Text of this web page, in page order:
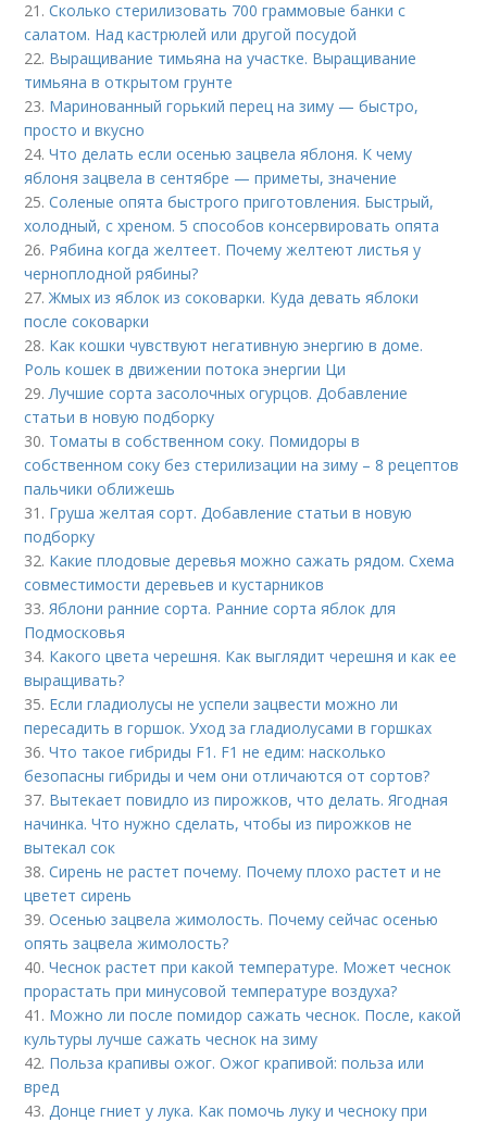
21.Сколько стерилизовать 700 граммовые банки с
салатом. Над кастрюлей или другой посудой
22. Выращивание тимьяна на участке. Выращивание
тимьяна в открытом грунте
23. Маринованный горький перец на зиму — быстро,
просто и вкусно
24.Что делать если осенью зацвела яблоня. К чему
яблоня зацвела в сентябре — приметы, значение
25.Соленые опята быстрого приготовления. Быстрый,
холодный, с хреном. 5 способов консервировать опята
26. Рябина когда желтеет. Почему желтеют листья у
черноплодной рябины?
27.Жмых из яблок из соковарки. Куда девать яблоки
после соковарки
28. Как кошки чувствуют негативную энергию в доме.
Роль кошек в движении потока энергии Ци
29. Лучшие сорта засолочных огурцов. Добавление
статьи в новую подборку
30. Томаты в собственном соку. Помидоры в
собственном соку без стерилизации на зиму – 8 рецептов
пальчики оближешь
31. Груша желтая сорт. Добавление статьи в новую
подборку
32. Какие плодовые деревья можно сажать рядом. Схема
совместимости деревьев и кустарников
33. Яблони ранние сорта. Ранние сорта яблок для
Подмосковья
34. Какого цвета черешня. Как выглядит черешня и как ее
выращивать?
35. Если гладиолусы не успели зацвести можно ли
пересадить в горшок. Уход за гладиолусами в горшках
36.Что такое гибриды F1. F1 не едим: насколько
безопасны гибриды и чем они отличаются от сортов?
37. Вытекает повидло из пирожков, что делать. Ягодная
начинка. Что нужно сделать, чтобы из пирожков не
вытекал сок
38.Сирень не растет почему. Почему плохо растет и не
цветет сирень
39.Осенью зацвела жимолость. Почему сейчас осенью
опять зацвела жимолость?
40.Чеснок растет при какой температуре. Может чеснок
прорастать при минусовой температуре воздуха?
41. Можно ли после помидор сажать чеснок. После, какой
культуры лучше сажать чеснок на зиму
42. Польза крапивы ожог. Ожог крапивой: польза или
вред
43. Донце гниет у лука. Как помочь луку и чесноку при